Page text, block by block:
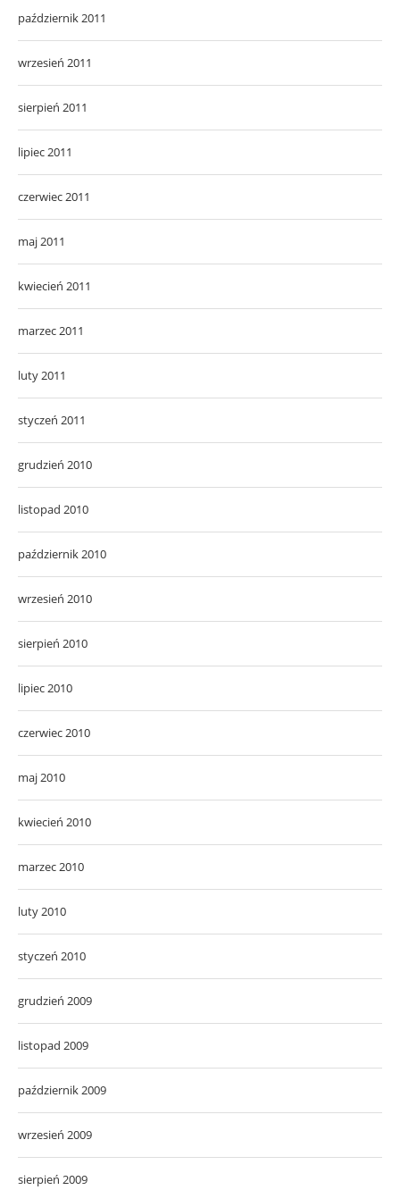
październik 2011
wrzesień 2011
sierpień 2011
lipiec 2011
czerwiec 2011
maj 2011
kwiecień 2011
marzec 2011
luty 2011
styczeń 2011
grudzień 2010
listopad 2010
październik 2010
wrzesień 2010
sierpień 2010
lipiec 2010
czerwiec 2010
maj 2010
kwiecień 2010
marzec 2010
luty 2010
styczeń 2010
grudzień 2009
listopad 2009
październik 2009
wrzesień 2009
sierpień 2009